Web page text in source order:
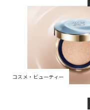
コスメ・ビューティー